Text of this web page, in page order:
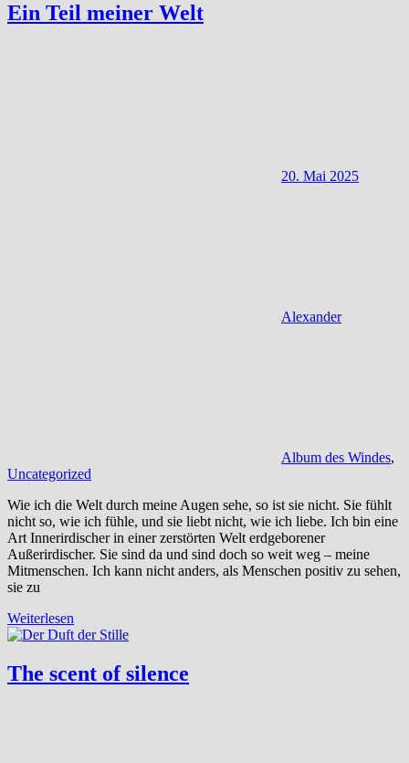
Ein Teil meiner Welt
20. Mai 2025
Alexander
Album des Windes,
Uncategorized
Wie ich die Welt durch meine Augen sehe, so ist sie nicht. Sie fühlt
nicht so, wie ich fühle, und sie liebt nicht, wie ich liebe. Ich bin eine
Art Innerirdischer in einer zerstörten Welt erdgeborener
Außerirdischer. Sie sind da und sind doch so weit weg – meine
Mitmenschen. Ich kann nicht anders, als Menschen positiv zu sehen,
sie zu
Weiterlesen
The scent of silence